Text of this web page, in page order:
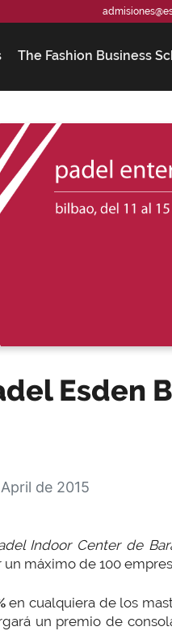
The Fashion Business
Esden
de 2015
Indoor Center de
máximo de 100
en cualquiera de los
un premio de